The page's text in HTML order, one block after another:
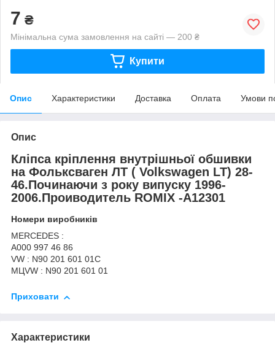
7 ₴
Мінімальна сума замовлення на сайті — 200 ₴
Купити
Опис Характеристики Доставка Оплата Умови
Опис
Кліпса кріплення внутрішньої обшивки
на Фольксваген ЛТ ( Volkswagen LT) 28-
46.Починаючи з року випуску 1996-
2006.Проиводитель ROMIX -A12301
Номери виробників
MERCEDES :
A000 997 46 86
VW : N90 201 601 01C
МЦVW : N90 201 601 01
Приховати
Характеристики